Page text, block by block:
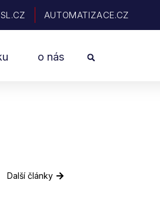
AUTOMATIZACE.CZ
o nás
Další články